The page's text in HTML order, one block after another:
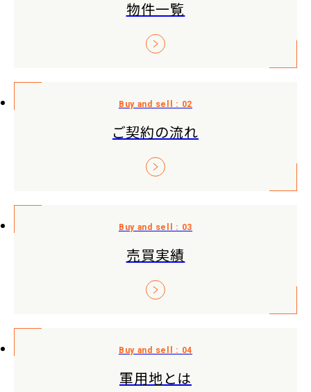
物件一覧
ご契約の流れ
売買実績
軍用地とは